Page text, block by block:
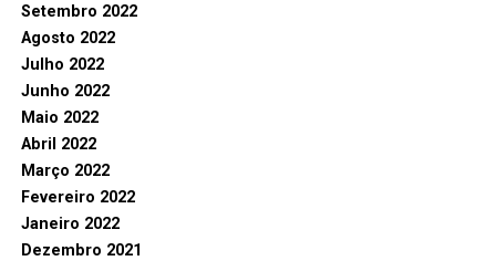
Setembro 2022
Agosto 2022
Julho 2022
Junho 2022
Maio 2022
Abril 2022
Março 2022
Fevereiro 2022
Janeiro 2022
Dezembro 2021